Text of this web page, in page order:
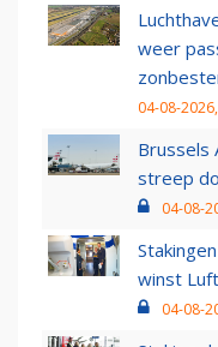
weer
04-08-
Brussels
streep
04-08-
winst
04-08-